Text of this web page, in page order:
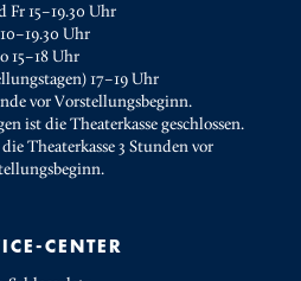
Fr 15–19.30 Uhr
Uhr
15–18 Uhr
17–19 Uhr
vor Vorstellungsbeginn.
ist die Theaterkasse geschlossen.
Theaterkasse 3 Stunden vor
CENTER